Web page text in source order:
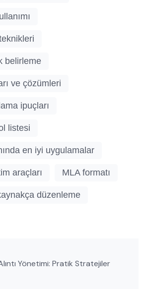
belirleme
ve çözümleri
ipuçları
listesi
en iyi uygulamalar
araçları MLA formatı
düzenleme
Yönetimi: Pratik Stratejiler